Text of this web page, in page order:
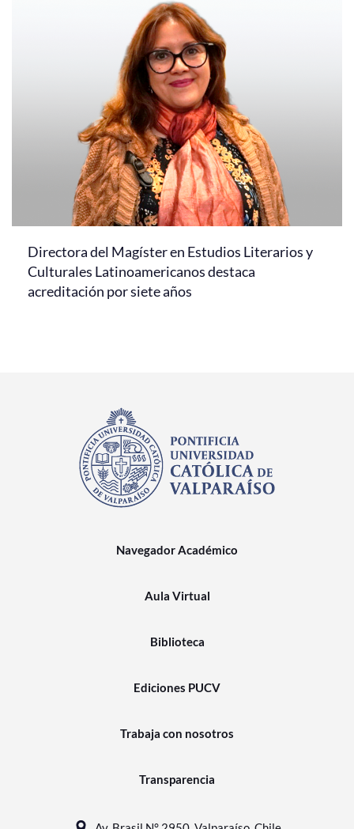
Directora del Magíster en Estudios Literarios y
Culturales Latinoamericanos destaca
acreditación por siete años
Navegador Académico
Aula Virtual
Biblioteca
Ediciones PUCV
Trabaja con nosotros
Transparencia